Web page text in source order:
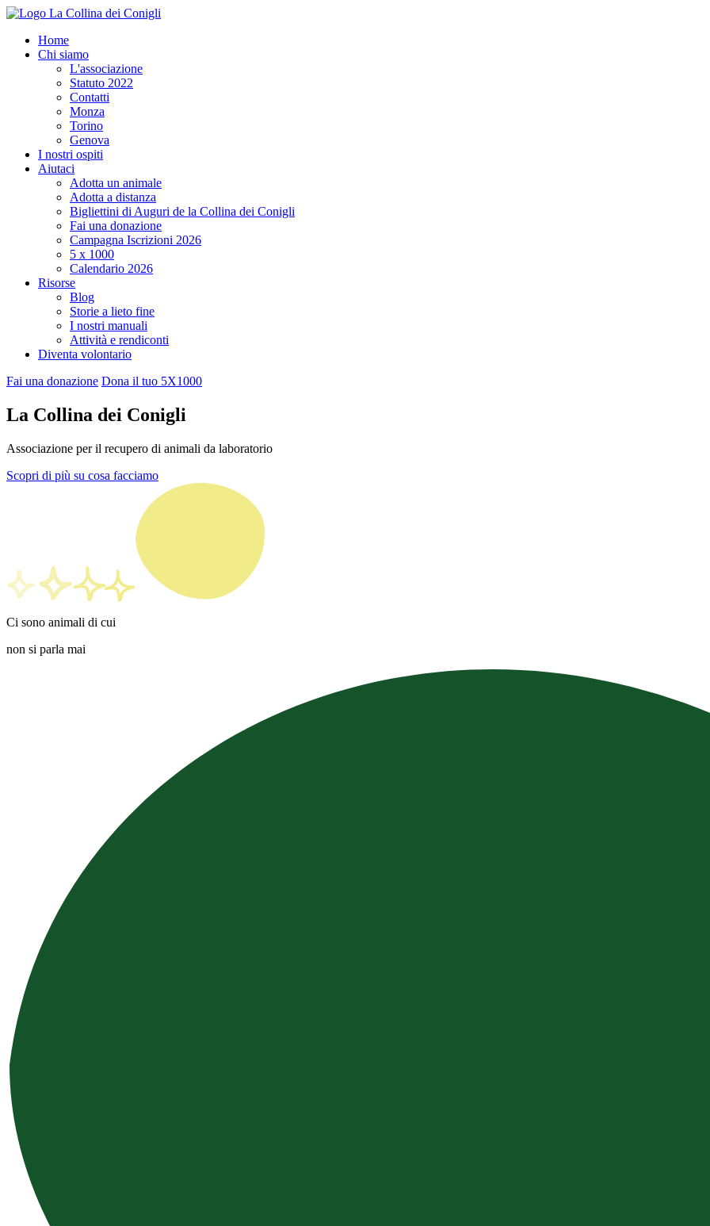
Home
Chi siamo
L'associazione
Statuto 2022
Contatti
Monza
Torino
Genova
I nostri ospiti
Aiutaci
Adotta un animale
Adotta a distanza
Bigliettini di Auguri de la Collina dei Conigli
Fai una donazione
Campagna Iscrizioni 2026
5 x 1000
Calendario 2026
Risorse
Blog
Storie a lieto fine
I nostri manuali
Attività e rendiconti
Diventa volontario
Fai una donazione Dona il tuo 5X1000
La Collina dei Conigli
Associazione per il recupero di animali da laboratorio
Scopri di più su cosa facciamo
Ci sono animali di cui
non si parla mai